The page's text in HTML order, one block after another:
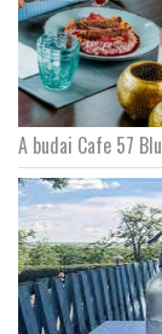
A budai Cafe 57